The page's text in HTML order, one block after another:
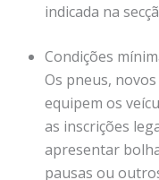
indicada na
Condições
Os pneus,
equipem os
as inscrições
apresentar
pausas ou